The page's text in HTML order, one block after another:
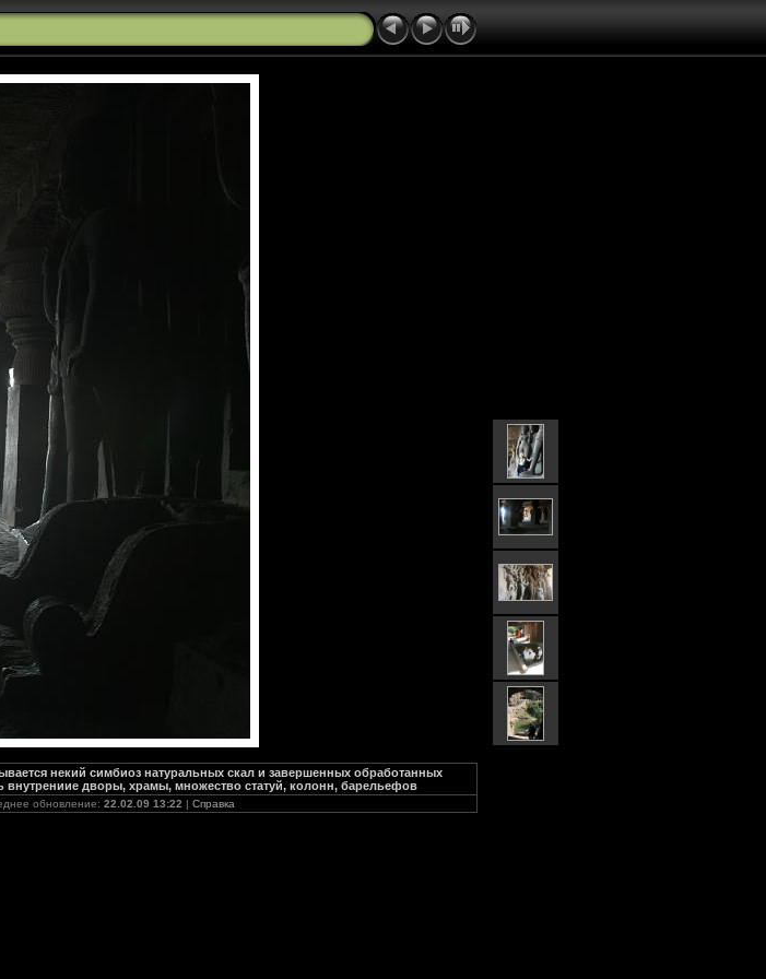
некий симбиоз натуральных скал и завершенных обработанных
внутрениие дворы, храмы, множество статуй, колонн, барельефов
обновление: 22.02.09 13:22 | Справка